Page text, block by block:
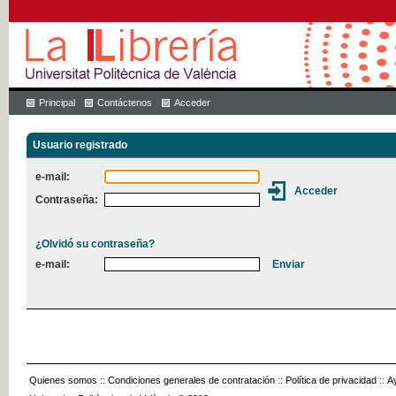
Principal Contáctenos Acceder
Usuario registrado
e-mail:
Contraseña:
¿Olvidó su contraseña?
e-mail:
Quienes somos :: Condiciones generales de contratación :: Política de privacidad ::